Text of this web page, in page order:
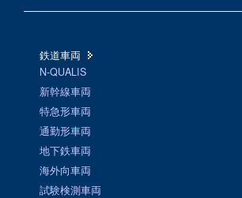
鉄道車両
N-QUALIS
新幹線車両
特急形車両
通勤形車両
地下鉄車両
海外向車両
試験検測車両